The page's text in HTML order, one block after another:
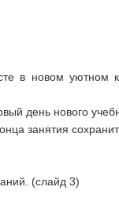
в новом уютном
день нового
занятия
(слайд 3)